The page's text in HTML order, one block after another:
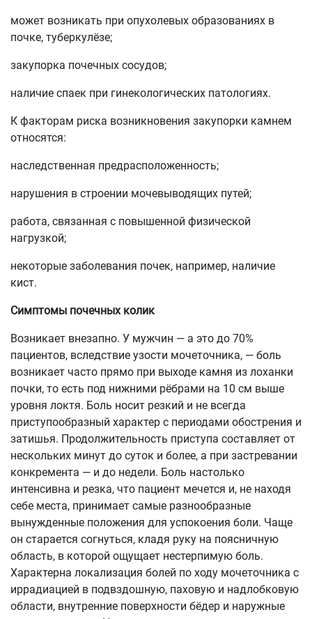
может возникать при опухолевых образованиях в
почке, туберкулёзе;
закупорка почечных сосудов;
наличие спаек при гинекологических патологиях.
К факторам риска возникновения закупорки камнем
относятся:
наследственная предрасположенность;
нарушения в строении мочевыводящих путей;
работа, связанная с повышенной физической
нагрузкой;
некоторые заболевания почек, например, наличие
кист.
Симптомы почечных колик
Возникает внезапно. У мужчин — а это до 70%
пациентов, вследствие узости мочеточника, — боль
возникает часто прямо при выходе камня из лоханки
почки, то есть под нижними рёбрами на 10 см выше
уровня локтя. Боль носит резкий и не всегда
приступообразный характер с периодами обострения и
затишья. Продолжительность приступа составляет от
нескольких минут до суток и более, а при застревании
конкремента — и до недели. Боль настолько
интенсивна и резка, что пациент мечется и, не находя
себе места, принимает самые разнообразные
вынужденные положения для успокоения боли. Чаще
он старается согнуться, кладя руку на поясничную
область, в которой ощущает нестерпимую боль.
Характерна локализация болей по ходу мочеточника с
иррадиацией в подвздошную, паховую и надлобковую
области, внутренние поверхности бёдер и наружные